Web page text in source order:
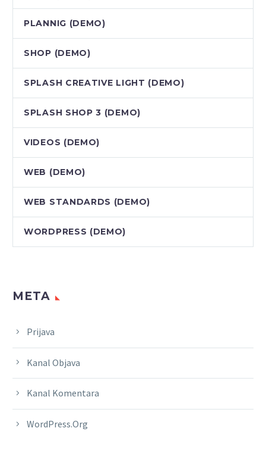
PLANNIG (DEMO)
SHOP (DEMO)
SPLASH CREATIVE LIGHT (DEMO)
SPLASH SHOP 3 (DEMO)
VIDEOS (DEMO)
WEB (DEMO)
WEB STANDARDS (DEMO)
WORDPRESS (DEMO)
META
Prijava
Kanal Objava
Kanal Komentara
WordPress.org